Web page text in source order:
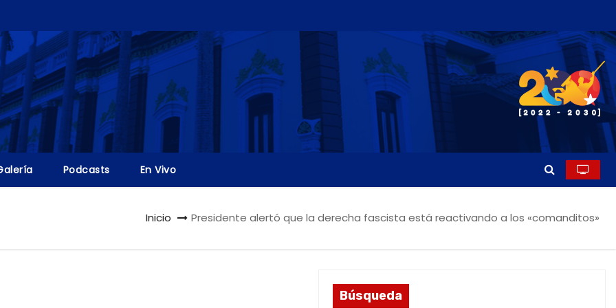
Podcasts En Vivo
Inicio Presidente alertó que la derecha fascista está reactivando a los «comanditos»
Búsqueda